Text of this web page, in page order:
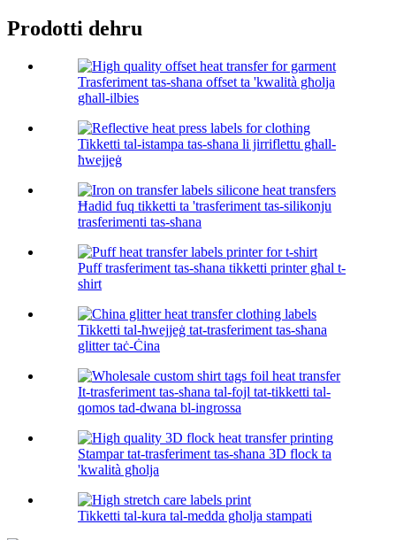
Prodotti dehru
Trasferiment tas-sħana offset ta 'kwalità għolja
għall-ilbies
Tikketti tal-istampa tas-sħana li jirriflettu għall-
ħwejjeġ
Ħadid fuq tikketti ta 'trasferiment tas-silikonju
trasferimenti tas-sħana
Puff trasferiment tas-sħana tikketti printer għal t-
shirt
Tikketti tal-ħwejjeġ tat-trasferiment tas-sħana
glitter taċ-Ċina
It-trasferiment tas-sħana tal-fojl tat-tikketti tal-
qomos tad-dwana bl-ingrossa
Stampar tat-trasferiment tas-sħana 3D flock ta
'kwalità għolja
Tikketti tal-kura tal-medda għolja stampati